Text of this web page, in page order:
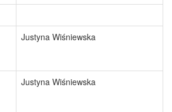
Justyna Wiśniewska
Justyna Wiśniewska